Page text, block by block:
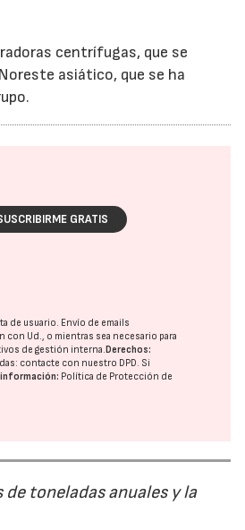
centrífugas, que se
asiático, que se ha
GRATIS
de usuario. Envío de emails
con Ud., o mientras sea necesario para
de gestión interna. Derechos:
contacte con nuestro DPD. Si
información: Política de Protección de
toneladas anuales y la